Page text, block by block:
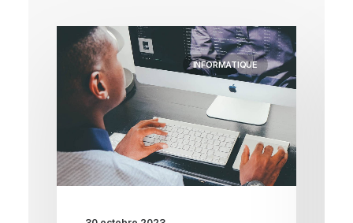
INFORMATIQUE